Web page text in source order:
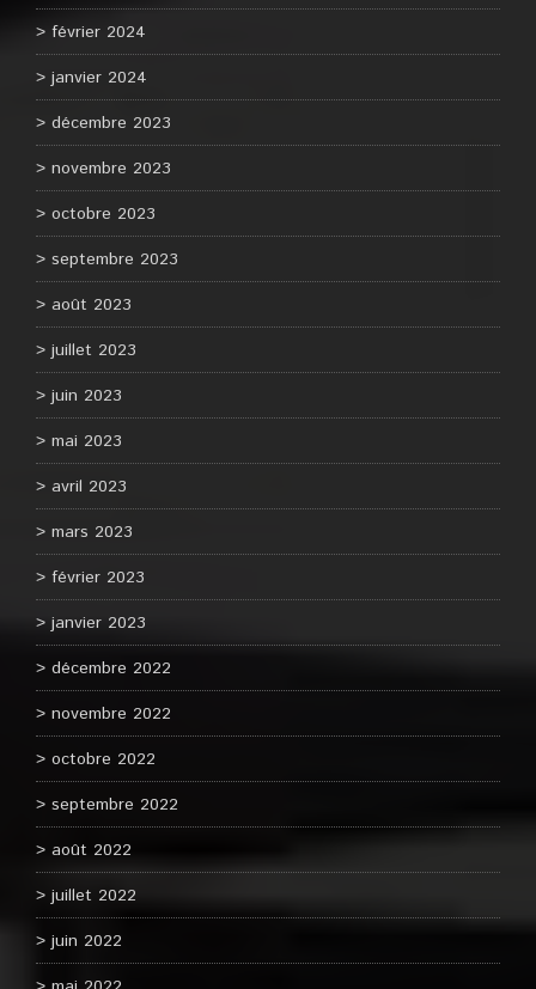
février 2024
janvier 2024
décembre 2023
novembre 2023
octobre 2023
septembre 2023
août 2023
juillet 2023
juin 2023
mai 2023
avril 2023
mars 2023
février 2023
janvier 2023
décembre 2022
novembre 2022
octobre 2022
septembre 2022
août 2022
juillet 2022
juin 2022